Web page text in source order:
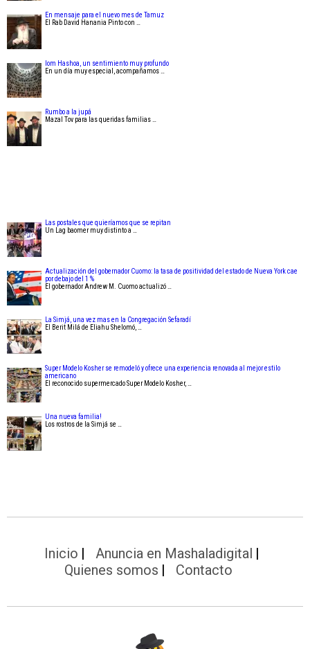
En mensaje para el nuevo mes de Tamuz
El Rab David Hanania Pinto con …
Iom Hashoa, un sentimiento muy profundo
En un día muy especial, acompañamos …
Rumbo a la jupá
Mazal Tov para las queridas familias …
Las postales que quieríamos que se repitan
Un Lag baomer muy distinto a …
Actualización del gobernador Cuomo: la tasa de positividad del estado de Nueva York cae
por debajo del 1 %
El gobernador Andrew M. Cuomo actualizó …
La Simjá, una vez mas en la Congregación Sefaradí
El Berit Milá de Eliahu Shelomó, …
Super Modelo Kosher se remodeló y ofrece una experiencia renovada al mejor estilo
americano
El reconocido supermercado Super Modelo Kosher, …
Una nueva familia!
Los rostros de la Simjá se …
Inicio
Anuncia en Mashaladigital
Quienes somos
Contacto